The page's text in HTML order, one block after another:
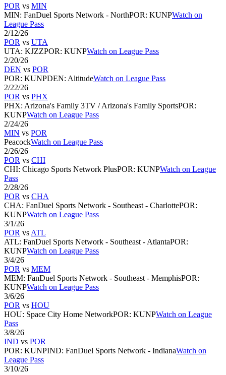
POR vs MIN
MIN: FanDuel Sports Network - NorthPOR: KUNPWatch on
League Pass
2/12/26
POR vs UTA
UTA: KJZZPOR: KUNPWatch on League Pass
2/20/26
DEN vs POR
POR: KUNPDEN: AltitudeWatch on League Pass
2/22/26
POR vs PHX
PHX: Arizona's Family 3TV / Arizona's Family SportsPOR:
KUNPWatch on League Pass
2/24/26
MIN vs POR
PeacockWatch on League Pass
2/26/26
POR vs CHI
CHI: Chicago Sports Network PlusPOR: KUNPWatch on League
Pass
2/28/26
POR vs CHA
CHA: FanDuel Sports Network - Southeast - CharlottePOR:
KUNPWatch on League Pass
3/1/26
POR vs ATL
ATL: FanDuel Sports Network - Southeast - AtlantaPOR:
KUNPWatch on League Pass
3/4/26
POR vs MEM
MEM: FanDuel Sports Network - Southeast - MemphisPOR:
KUNPWatch on League Pass
3/6/26
POR vs HOU
HOU: Space City Home NetworkPOR: KUNPWatch on League
Pass
3/8/26
IND vs POR
POR: KUNPIND: FanDuel Sports Network - IndianaWatch on
League Pass
3/10/26